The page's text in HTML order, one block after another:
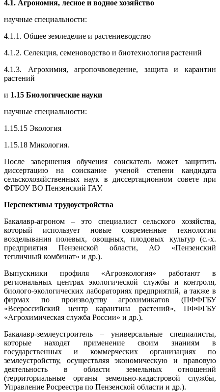
4.1. Агрономия, лесное и водное хозяйство
научные специальности:
4.1.1. Общее земледелие и растениеводство
4.1.2. Селекция, семеноводство и биотехнология растений
4.1.3. Агрохимия, агропочвоведение, защита и карантин
растений
и 1.15 Биологические науки
научные специальности:
1.15.15 Экология
1.15.18 Микология.
После завершения обучения соискатель может защитить
диссертацию на соискание ученой степени кандидата
сельскохозяйственных наук в диссертационном совете при
ФГБОУ ВО Пензенский ГАУ.
Перспективы трудоустройства
Бакалавр-агроном – это специалист сельского хозяйства,
который использует новые современные технологии
возделывания полевых, овощных, плодовых культур (с.-х.
предприятия Пензенской области, АО «Пензенский
тепличный комбинат» и др.).
Выпускники профиля «Агроэкология» работают в
региональных центрах экологической службы и контроля,
биолого-экологических лабораториях предприятий, а также в
фирмах по производству агрохимикатов (ПФФГБУ
«Всероссийский центр карантина растений», ПФФГБУ
«Агрохимическая служба России» и др.).
Бакалавр-землеустроитель – универсальные специалисты,
которые находят применение своим знаниям в
государственных и коммерческих организациях по
землеустройству, осуществляя экономическую и правовую
деятельность в области земельных отношений
(территориальные органы земельно-кадастровой службы,
Управление Росреестра по Пензенской области и др.).